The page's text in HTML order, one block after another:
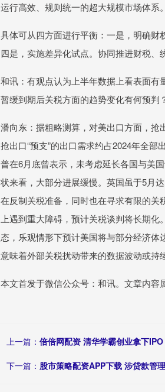
运行高效、规则统一的超大规模市场体系。
具体可从四方面进行平衡：一是，明确财
四是，实施差异化试点。协同推进财税、
和讯：有观点认为上半年数据上看表面
暂缓到期后关税方面的趋势变化有何预判
潘向东：据粗略测算，对美出口方面，抢
抢出口“预支”的出口需求约占2024年全
普在6月底曾表示，未考虑延长各国与美
状来看，大部分进展缓慢。英国虽于5月
在反制关税准备，同时也在寻求有限的
上遇到重大障碍，预计关税谈判将长期
态，乐观情形下预计美国将与部分经济体
意味着外部关税扰动带来的数据波动或持
本文首发于微信公众号：和讯。文章内容
上一篇： 倍倍网配资 清华学霸创业拿下
下一篇： 股市策略配资APP下载 涉贷款管